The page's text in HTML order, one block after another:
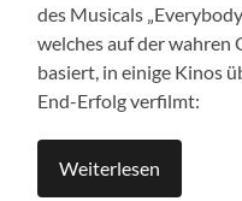
des Musicals
welches auf der wahren
basiert, in einige Kinos
End-Erfolg verfilmt:
Weiterlesen